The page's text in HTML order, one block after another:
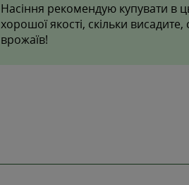
Насіння рекомендую купувати в
хорошої якості, скільки висадите,
врожаїв!